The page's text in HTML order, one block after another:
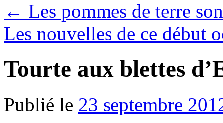
← Les pommes de terre
Les nouvelles de ce début
Tourte aux blettes
Publié le 23 septembre